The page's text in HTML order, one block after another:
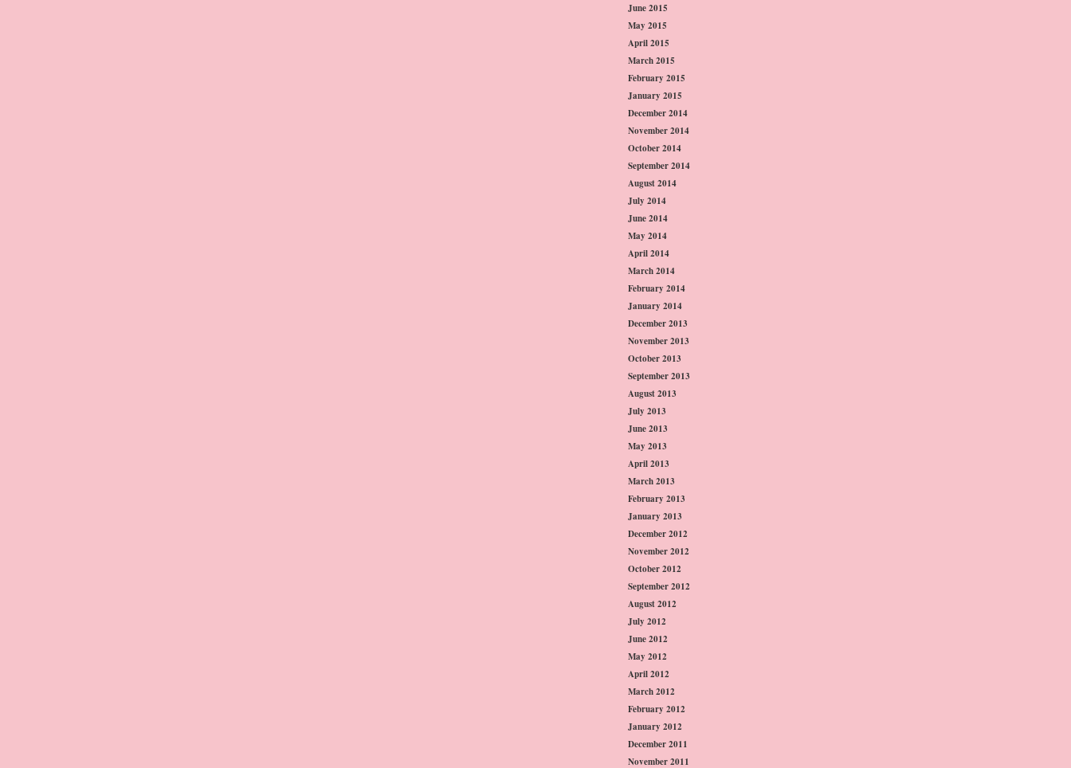
June 2015
May 2015
April 2015
March 2015
February 2015
January 2015
December 2014
November 2014
October 2014
September 2014
August 2014
July 2014
June 2014
May 2014
April 2014
March 2014
February 2014
January 2014
December 2013
November 2013
October 2013
September 2013
August 2013
July 2013
June 2013
May 2013
April 2013
March 2013
February 2013
January 2013
December 2012
November 2012
October 2012
September 2012
August 2012
July 2012
June 2012
May 2012
April 2012
March 2012
February 2012
January 2012
December 2011
November 2011